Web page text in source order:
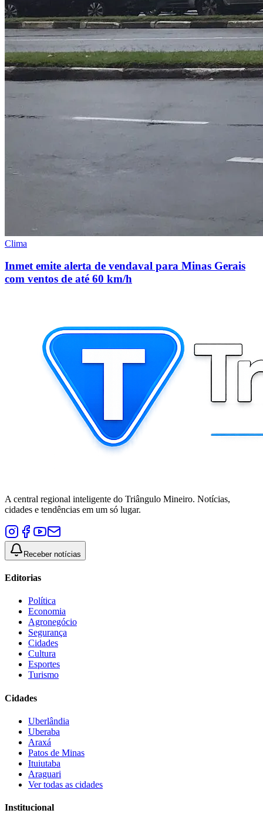
Clima
Inmet emite alerta de vendaval para Minas Gerais
com ventos de até 60 km/h
A central regional inteligente do Triângulo Mineiro. Notícias,
cidades e tendências em um só lugar.
Receber notícias
Editorias
Política
Economia
Agronegócio
Segurança
Cidades
Cultura
Esportes
Turismo
Cidades
Uberlândia
Uberaba
Araxá
Patos de Minas
Ituiutaba
Araguari
Ver todas as cidades
Institucional